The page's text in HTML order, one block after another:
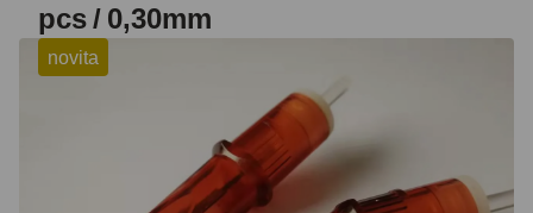
pcs / 0,30mm
novita